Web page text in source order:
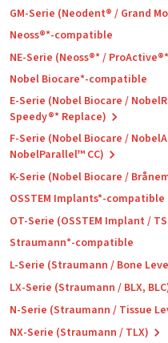
GM-Serie (Neodent® / Grand
Neoss®*-compatible
NE-Serie (Neoss®* /
Nobel Biocare*-compatible
E-Serie (Nobel Biocare /
Speedy®* Replace)
F-Serie (Nobel Biocare /
NobelParallel™ CC)
K-Serie (Nobel Biocare /
OSSTEM Implants*-compatible
OT-Serie (OSSTEM Implant /
Straumann*-compatible
L-Serie (Straumann / Bone
LX-Serie (Straumann / BLX,
N-Serie (Straumann / Tissue
NX-Serie (Straumann / TLX)